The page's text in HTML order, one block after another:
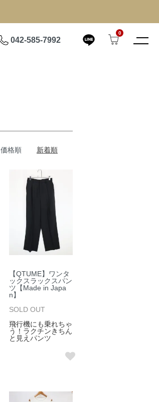
042-585-7992
0
価格順 新着順
【QTUME】ワンタ
ックスラックスパン
ツ【Made in Japa
n】
SOLD OUT
飛行機にも乗れちゃ
う！ラクチンきちん
と見えパンツ